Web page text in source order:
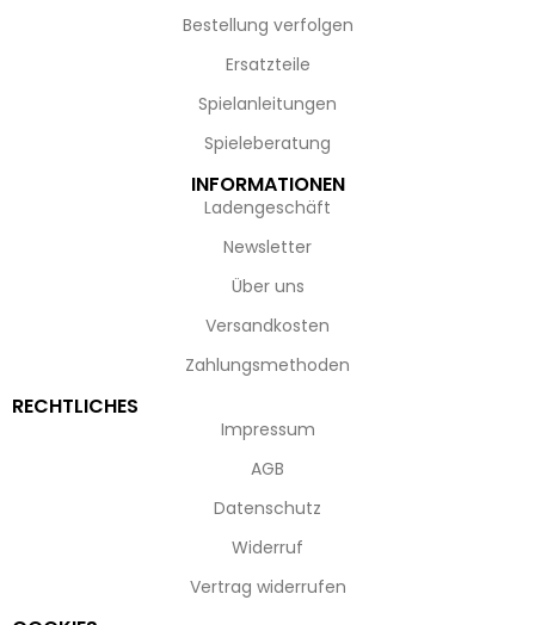
Bestellung verfolgen
Ersatzteile
Spielanleitungen
Spieleberatung
INFORMATIONEN
Ladengeschäft
Newsletter
Über uns
Versandkosten
Zahlungsmethoden
RECHTLICHES
Impressum
AGB
Datenschutz
Widerruf
Vertrag widerrufen